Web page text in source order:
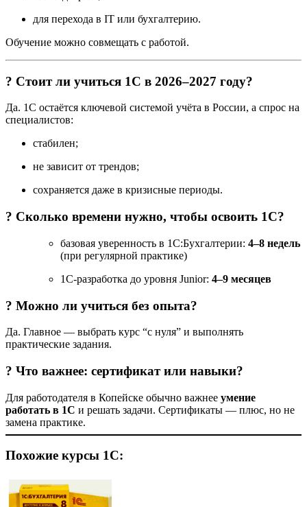
для перехода в IT или бухгалтерию.
Обучение можно совмещать с работой.
? Стоит ли учиться 1С в 2026–2027 году?
Да. 1С остаётся ключевой системой учёта в России, а спрос на
специалистов:
стабилен;
не зависит от трендов;
сохраняется даже в кризисные периоды.
? Сколько времени нужно, чтобы освоить 1С?
базовая уверенность в 1С:Бухгалтерии: 4–8 недель
(при регулярной практике)
1С-разработка до уровня Junior: 4–9 месяцев
? Можно ли учиться без опыта?
Да. Главное — выбрать курс “с нуля” и выполнять
практические задания.
? Что важнее: сертификат или навыки?
Для работодателя в Копейске обычно важнее умение
работать в 1С и решать задачи. Сертификаты — плюс, но не
замена практике.
Похожие курсы 1С: